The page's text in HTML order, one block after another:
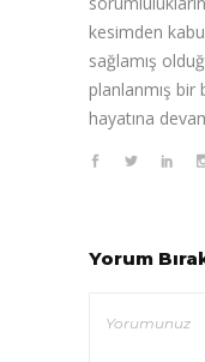
kesimden
sağlamış
planlanmış
hayatına
Yorum